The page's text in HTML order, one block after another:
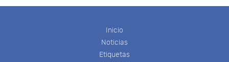
Inicio
Noticias
Etiquetas